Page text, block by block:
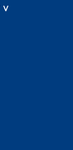
∨